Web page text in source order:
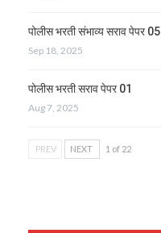
पोलीस भरती संभाव्य सराव पेपर 05
Sep 18, 2025
पोलीस भरती सराव पेपर 01
Aug 7, 2025
PREV NEXT 1 of 22